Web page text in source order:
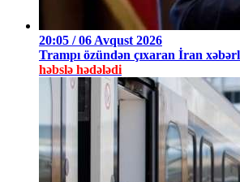
20:05 / 06 Avqust 2026
Trampı özündən çıxaran İran
həbslə hədələdi